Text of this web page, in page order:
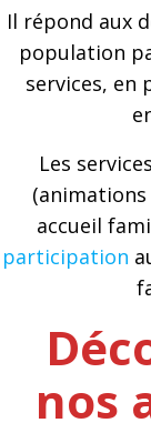
Il répond aux
population
services,
Les
(animations
accueil
participation
nos